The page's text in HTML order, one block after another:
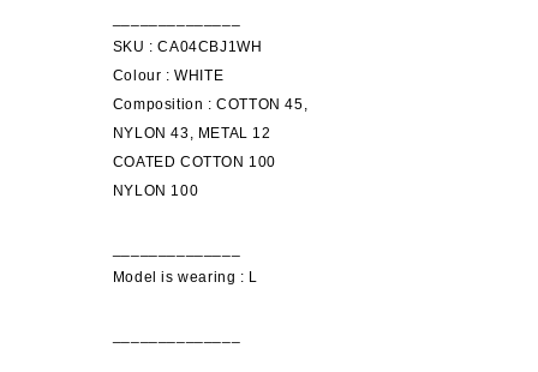
SKU : CA04CBJ1WH
Colour : WHITE
Composition : COTTON 45,
NYLON 43, METAL 12
COATED COTTON 100
NYLON 100
Model is wearing : L